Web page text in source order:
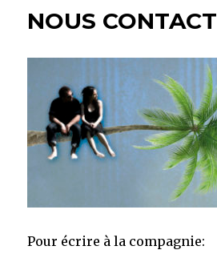
NOUS
Pour écrire à la compagnie: